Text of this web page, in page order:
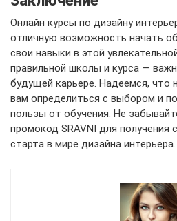
Онлайн курсы по дизайну
отличную возможность начать
свои навыки в этой
правильной школы и курса —
будущей карьере. Надеемся, что
вам определиться с выбором и
пользы от обучения. Не
промокод SRAVNI для получения
старта в мире дизайна интерьера.